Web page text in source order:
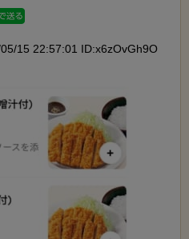
15 22:57:01 ID:x6zOvGh9O